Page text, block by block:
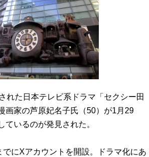
れた日本テレビ系ドラマ「セクシー田
画家の芦原妃名子氏（50）が1月29
ているのが発見された。
にXアカウントを開設。ドラマ化にあ